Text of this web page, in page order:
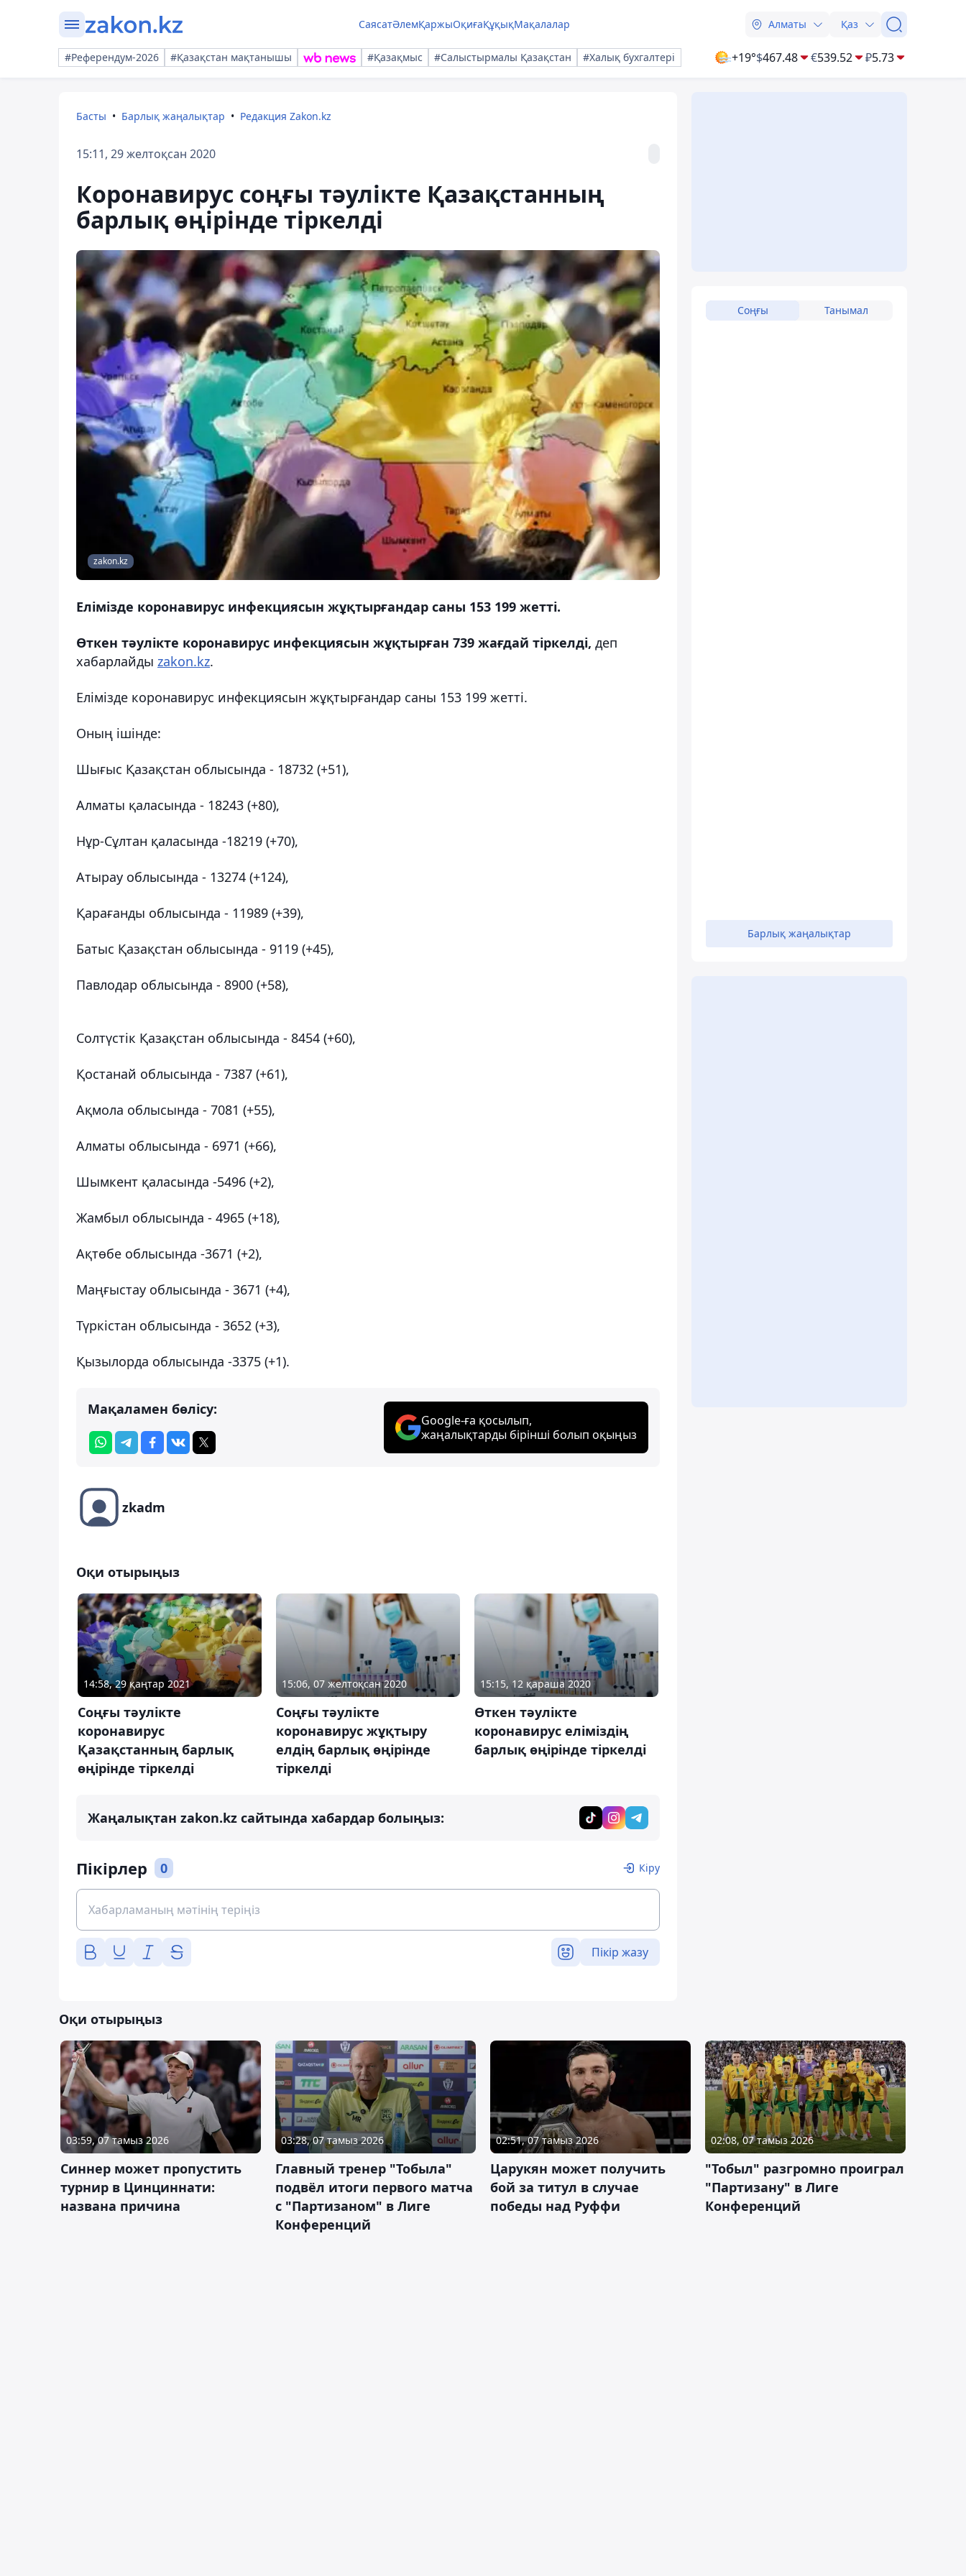
СаясатӘлемҚаржыОқиғаҚұқықМақалалар Алматы Қаз
#Референдум-2026 #Қазақстан мақтанышы #Қазақмыс #Салыстырмалы Қазақстан #Халық бухгалтері +19°$467.48 €539.52 ₽5.73
Басты Барлық жаңалықтар Редакция Zakon.kz
15:11, 29 желтоқсан 2020
Коронавирус соңғы тәулікте Қазақстанның
барлық өңірінде тіркелді
zakon.kz
Елімізде коронавирус инфекциясын жұқтырғандар саны 153 199 жетті.
Өткен тәулікте коронавирус инфекциясын жұқтырған 739 жағдай тіркелді, деп
хабарлайды zakon.kz.
Елімізде коронавирус инфекциясын жұқтырғандар саны 153 199 жетті.
Оның ішінде:
Шығыс Қазақстан облысында - 18732 (+51),
Алматы қаласында - 18243 (+80),
Нұр-Сұлтан қаласында -18219 (+70),
Атырау облысында - 13274 (+124),
Қарағанды облысында - 11989 (+39),
Батыс Қазақстан облысында - 9119 (+45),
Павлодар облысында - 8900 (+58),
Солтүстік Қазақстан облысында - 8454 (+60),
Қостанай облысында - 7387 (+61),
Ақмола облысында - 7081 (+55),
Алматы облысында - 6971 (+66),
Шымкент қаласында -5496 (+2),
Жамбыл облысында - 4965 (+18),
Ақтөбе облысында -3671 (+2),
Маңғыстау облысында - 3671 (+4),
Түркістан облысында - 3652 (+3),
Қызылорда облысында -3375 (+1).
Мақаламен бөлісу:
Google-ға қосылып,
жаңалықтарды бірінші болып оқыңыз
zkadm
Оқи отырыңыз
14:58, 29 қаңтар 2021
Соңғы тәулікте
коронавирус
Қазақстанның барлық
өңірінде тіркелді
15:06, 07 желтоқсан 2020
Соңғы тәулікте
коронавирус жұқтыру
елдің барлық өңірінде
тіркелді
15:15, 12 қараша 2020
Өткен тәулікте
коронавирус еліміздің
барлық өңірінде тіркелді
Жаңалықтан zakon.kz сайтында хабардар болыңыз:
Пікірлер 0 Кіру
Пікір жазу
Соңғы Танымал
Барлық жаңалықтар
Оқи отырыңыз
03:59, 07 тамыз 2026
Синнер может пропустить
турнир в Цинциннати:
названа причина
03:28, 07 тамыз 2026
Главный тренер "Тобыла"
подвёл итоги первого матча
с "Партизаном" в Лиге
Конференций
02:51, 07 тамыз 2026
Царукян может получить
бой за титул в случае
победы над Руффи
02:08, 07 тамыз 2026
"Тобыл" разгромно проиграл
"Партизану" в Лиге
Конференций